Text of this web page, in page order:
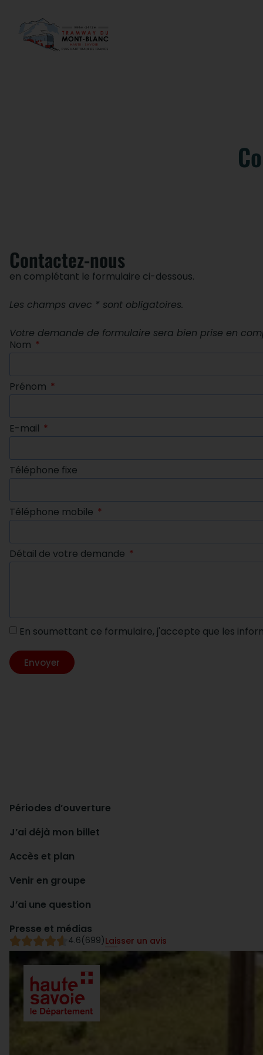
Contactez-nous
en complétant le formulaire ci-dessous.
Les champs avec * sont obligatoires.
Votre demande de formulaire sera bien prise en
Nom
Prénom
E-mail
Téléphone fixe
Téléphone mobile
Détail de votre demande
En soumettant ce formulaire, j'accepte que les
Envoyer
Périodes d’ouverture
J’ai déjà mon billet
Accès et plan
Venir en groupe
J’ai une question
Presse et médias
4.6(699)Laisser un avis